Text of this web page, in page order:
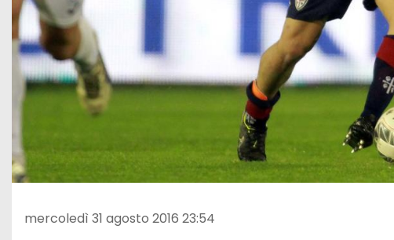
mercoledì 31 agosto 2016 23:54